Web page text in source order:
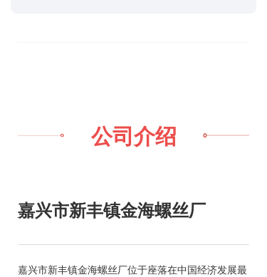
公司介绍
嘉兴市新丰镇金海螺丝厂
嘉兴市新丰镇金海螺丝厂位于座落在中国经济发展最